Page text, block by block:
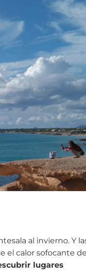
al invierno. Y
el calor sofocante de
lugares